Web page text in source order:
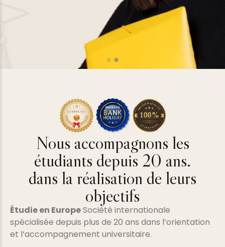
Nous accompagnons les
étudiants depuis 20 ans.
dans la réalisation de leurs
objectifs
Étudie en EuropeSociété internationale
spécialisée depuis plus de 20 ans dans l’orientation
et l’accompagnement universitaire.